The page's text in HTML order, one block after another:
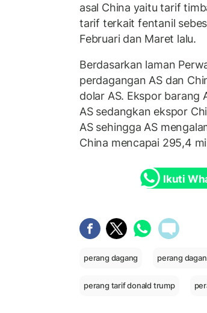
asal China yaitu tarif
tarif terkait fentanil
Februari dan Maret lalu.
Berdasarkan laman
perdagangan AS dan
dolar AS. Ekspor barang
AS sedangkan ekspor
AS sehingga AS
China mencapai 295,4
Ikuti
perang dagang perang
perang tarif donald trump